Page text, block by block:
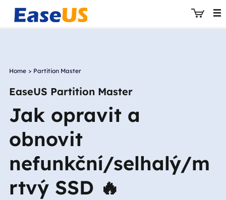
Home > Partition Master
EaseUS Partition Master
Jak opravit a
obnovit
nefunkční/selhalý/m
rtvý SSD 🔥